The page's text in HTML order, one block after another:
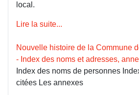
local.
Lire la suite...
Nouvelle histoire de la Commune
- Index des noms et adresses,
Index des noms de personnes
citées Les annexes